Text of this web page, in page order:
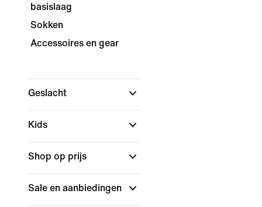
basislaag
Sokken
Accessoires en gear
Geslacht
Kids
Shop op prijs
Sale en aanbiedingen